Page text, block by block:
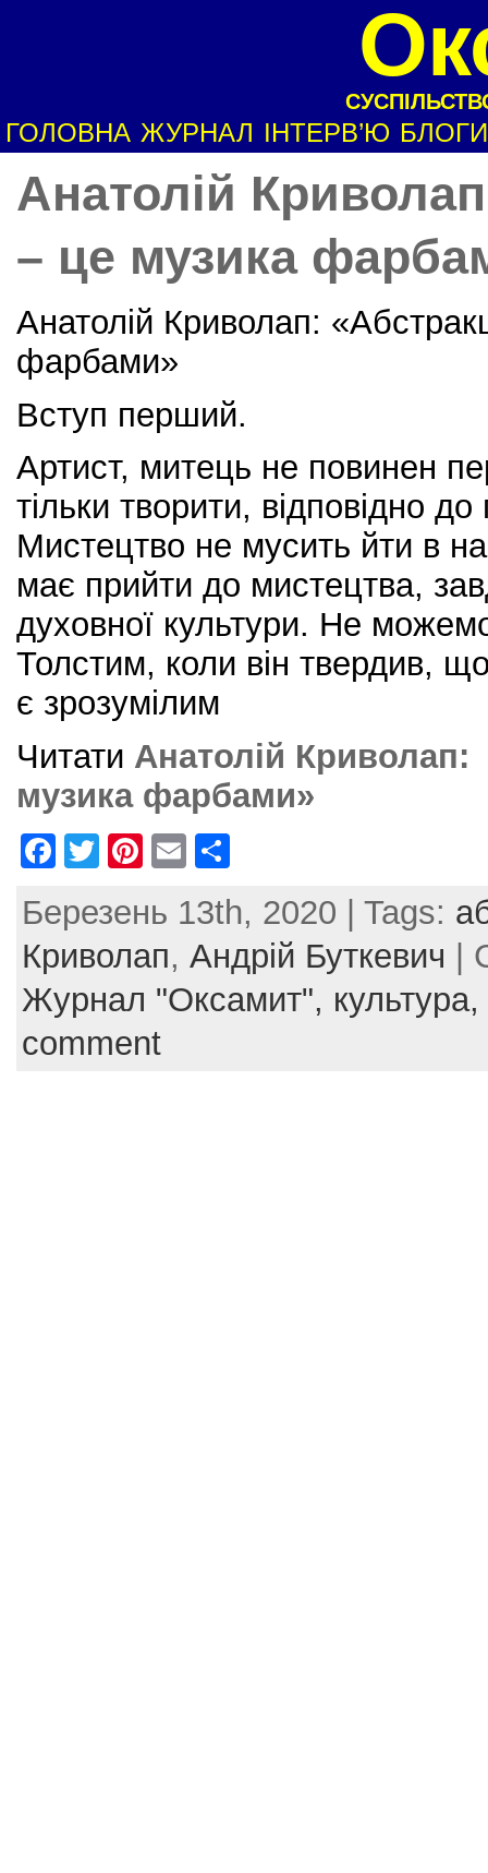
ГОЛОВНА ЖУРНАЛ ІНТЕРВ’Ю БЛОГИ
Анатолій
– це музика
Анатолій Криволап:
фарбами»
Вступ перший.
Артист, митець не повинен
тільки творити, відповідно
Мистецтво не мусить йти в
має прийти до мистецтва,
духовної культури. Не
Толстим, коли він твердив,
є зрозумілим
Читати Анатолій Криволап:
музика фарбами»
F
c
e
b
o
o
T
itt
er
Pi
er
e
st
E
ai
l
ar
e
Березень 13th, 2020 | Tags:
Криволап, Андрій Буткевич |
Журнал "Оксамит", культура,
comment